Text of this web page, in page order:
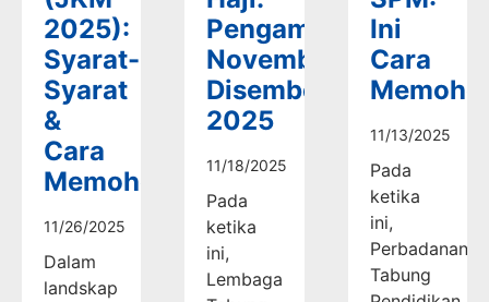
2025):
Syarat-
Syarat
&
Cara
Memohon
11/26/2025
Dalam
landskap
Pengambilan
November-
Disember
2025
11/18/2025
Pada
ketika
ini,
Lembaga
Ini
Cara
11/13/2025
Pada
ketika
ini,
Perbadanan
Tabung